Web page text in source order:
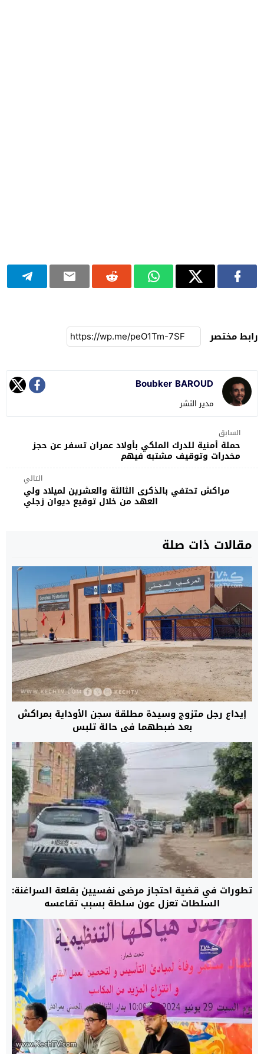
رابط مختصر
Boubker BAROUD
مدير النشر
السابق
حملة أمنية للدرك الملكي بأولاد عمران تسفر عن حجز
مخدرات وتوقيف مشتبه فيهم
التالي
مراكش تحتفي بالذكرى الثالثة والعشرين لميلاد ولي
العهد من خلال توقيع ديوان زجلي
مقالات ذات صلة
إيداع رجل متزوج وسيدة مطلقة سجن الأوداية بمراكش
بعد ضبطهما في حالة تلبس
تطورات في قضية احتجاز مرضى نفسيين بقلعة السراغنة:
السلطات تعزل عون سلطة بسبب تقاعسه